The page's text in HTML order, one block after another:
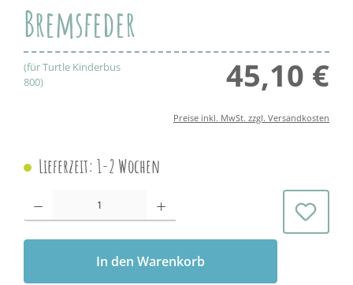
Bremsfeder
(für Turtle Kinderbus
800)
45,10 €
Preise inkl. MwSt. zzgl. Versandkosten
Lieferzeit: 1-2 Wochen
Produkt Anzahl: Gib den gewünschten Wert ein oder benutze die
In den Warenkorb